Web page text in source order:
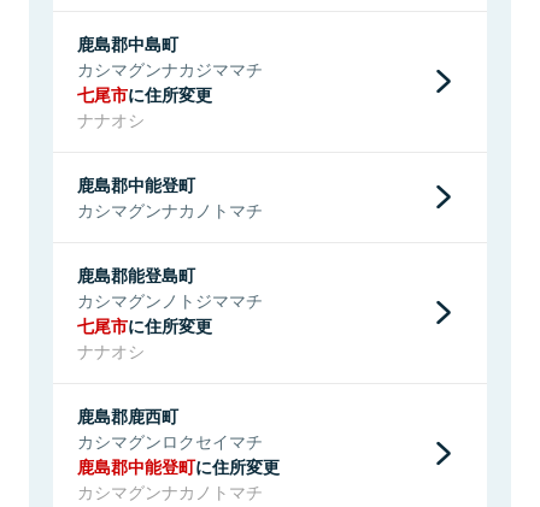
鹿島郡中島町
カシマグンナカジママチ
七尾市に住所変更
ナナオシ
鹿島郡中能登町
カシマグンナカノトマチ
鹿島郡能登島町
カシマグンノトジママチ
七尾市に住所変更
ナナオシ
鹿島郡鹿西町
カシマグンロクセイマチ
鹿島郡中能登町に住所変更
カシマグンナカノトマチ